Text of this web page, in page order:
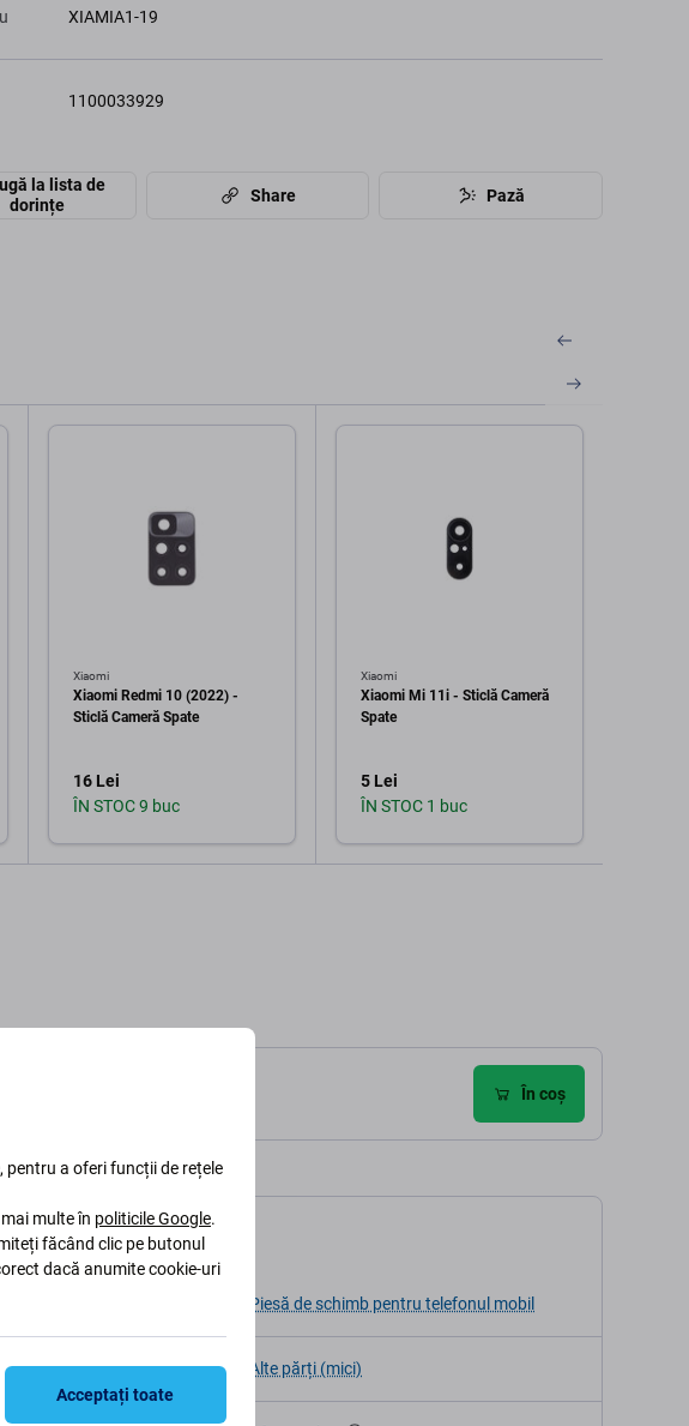
XIAMIA1-19
1100033929
la lista de
dorințe
Share Pază
Xiaomi
Xiaomi Redmi 10 (2022) -
Sticlă Cameră Spate
16 Lei
ÎN STOC 9 buc
Xiaomi
Xiaomi Mi 11i - Sticlă Cameră
Spate
5 Lei
ÎN STOC 1 buc
În coș
Specificații
Piesă de schimb pentru telefonul mobil
Categorie Alte părți (mici)
pentru a oferi funcții de rețele
multe în politicile Google.
făcând clic pe butonul
dacă anumite cookie-uri
Acceptați toate